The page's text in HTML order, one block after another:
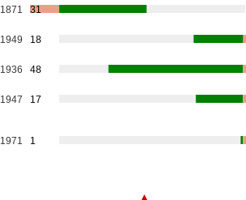
1871 31
1949 18
1936 48
1947 17
1971 1